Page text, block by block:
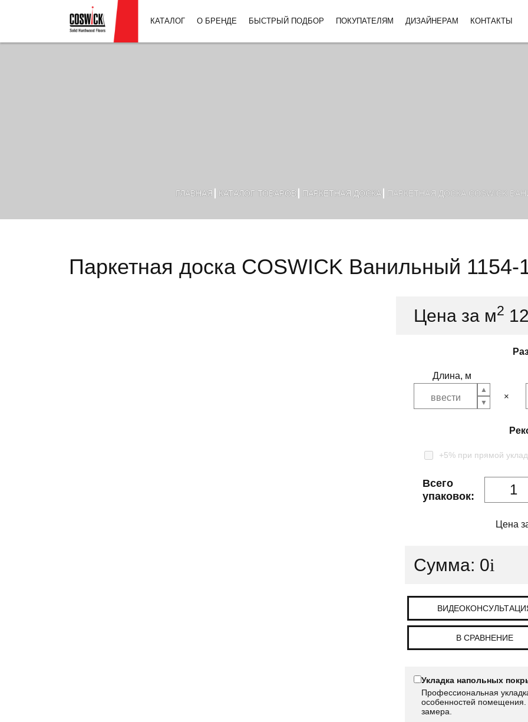
КАТАЛОГ О БРЕНДЕ БЫСТРЫЙ ПОДБОР ПОКУПАТЕЛЯМ ДИЗАЙНЕРАМ КОНТАКТЫ
ГЛАВНАЯ КАТАЛОГ ТОВАРОВ ПАРКЕТНАЯ ДОСКА ПАРКЕТНАЯ ДОСКА COSWICK
Паркетная доска COSWICK Ванильный 1154-
Цена за м2
Длина, м
+5% при прямой
Всего
упаковок:
Цена
Сумма: 0i
В СРАВНЕНИЕ
Укладка напольных
Профессиональная
особенностей помещения.
замера.